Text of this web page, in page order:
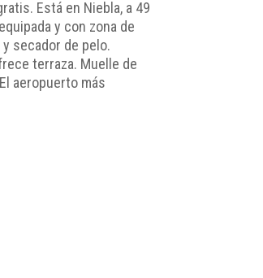
Está en Niebla, a 49
y con zona de
secador de pelo.
terraza. Muelle de
aeropuerto más